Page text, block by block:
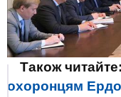
Також читайте:
охоронцям